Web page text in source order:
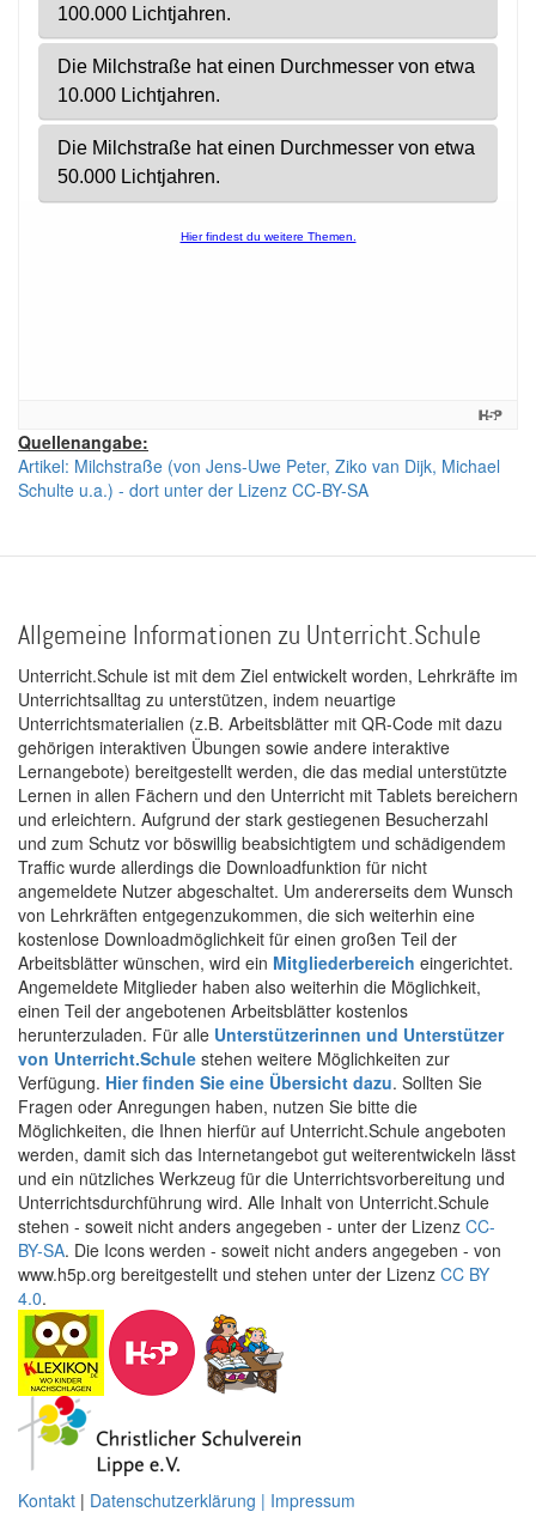
Quellenangabe:
Artikel: Milchstraße (von Jens-Uwe Peter, Ziko van Dijk, Michael
Schulte u.a.) - dort unter der Lizenz CC-BY-SA
Allgemeine Informationen zu Unterricht.Schule
Unterricht.Schule ist mit dem Ziel entwickelt worden, Lehrkräfte im
Unterrichtsalltag zu unterstützen, indem neuartige
Unterrichtsmaterialien (z.B. Arbeitsblätter mit QR-Code mit dazu
gehörigen interaktiven Übungen sowie andere interaktive
Lernangebote) bereitgestellt werden, die das medial unterstützte
Lernen in allen Fächern und den Unterricht mit Tablets bereichern
und erleichtern. Aufgrund der stark gestiegenen Besucherzahl
und zum Schutz vor böswillig beabsichtigtem und schädigendem
Traffic wurde allerdings die Downloadfunktion für nicht
angemeldete Nutzer abgeschaltet. Um andererseits dem Wunsch
von Lehrkräften entgegenzukommen, die sich weiterhin eine
kostenlose Downloadmöglichkeit für einen großen Teil der
Arbeitsblätter wünschen, wird ein Mitgliederbereich eingerichtet.
Angemeldete Mitglieder haben also weiterhin die Möglichkeit,
einen Teil der angebotenen Arbeitsblätter kostenlos
herunterzuladen. Für alle Unterstützerinnen und Unterstützer
von Unterricht.Schule stehen weitere Möglichkeiten zur
Verfügung. Hier finden Sie eine Übersicht dazu. Sollten Sie
Fragen oder Anregungen haben, nutzen Sie bitte die
Möglichkeiten, die Ihnen hierfür auf Unterricht.Schule angeboten
werden, damit sich das Internetangebot gut weiterentwickeln lässt
und ein nützliches Werkzeug für die Unterrichtsvorbereitung und
Unterrichtsdurchführung wird. Alle Inhalt von Unterricht.Schule
stehen - soweit nicht anders angegeben - unter der Lizenz CC-
BY-SA. Die Icons werden - soweit nicht anders angegeben - von
www.h5p.org bereitgestellt und stehen unter der Lizenz CC BY
4.0.
Kontakt | Datenschutzerklärung | Impressum